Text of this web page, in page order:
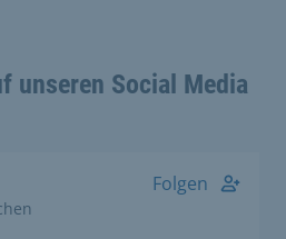
unseren Social Media
Folgen